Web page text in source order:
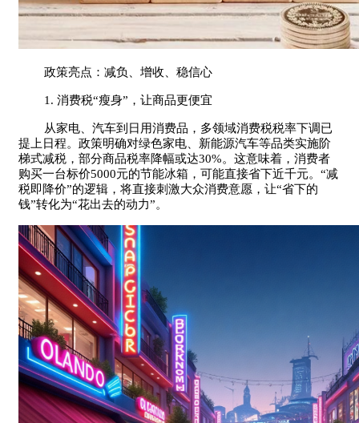
政策亮点：减负、增收、稳信心
1. 消费税“瘦身”，让商品更便宜
从家电、汽车到日用消费品，多领域消费税税率下调已
提上日程。政策明确对绿色家电、新能源汽车等品类实施阶
梯式减税，部分商品税率降幅或达30%。这意味着，消费者
购买一台标价5000元的节能冰箱，可能直接省下近千元。“减
税即降价”的逻辑，将直接刺激大众消费意愿，让“省下的
钱”转化为“花出去的动力”。